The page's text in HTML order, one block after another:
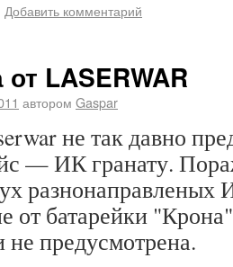
Добавить комментарий
LASERWAR
автором Gaspar
не так давно
— ИК гранату.
от батарейки
не предусмотрена.